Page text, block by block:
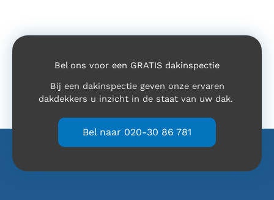
Bel ons voor een GRATIS dakinspectie
Bij een dakinspectie geven onze ervaren
dakdekkers u inzicht in de staat van uw dak.
Bel naar 020-30 86 781